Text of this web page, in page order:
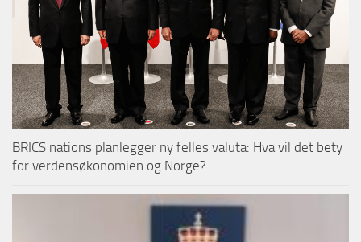
BRICS nations planlegger ny felles valuta: Hva vil det bety
for verdensøkonomien og Norge?